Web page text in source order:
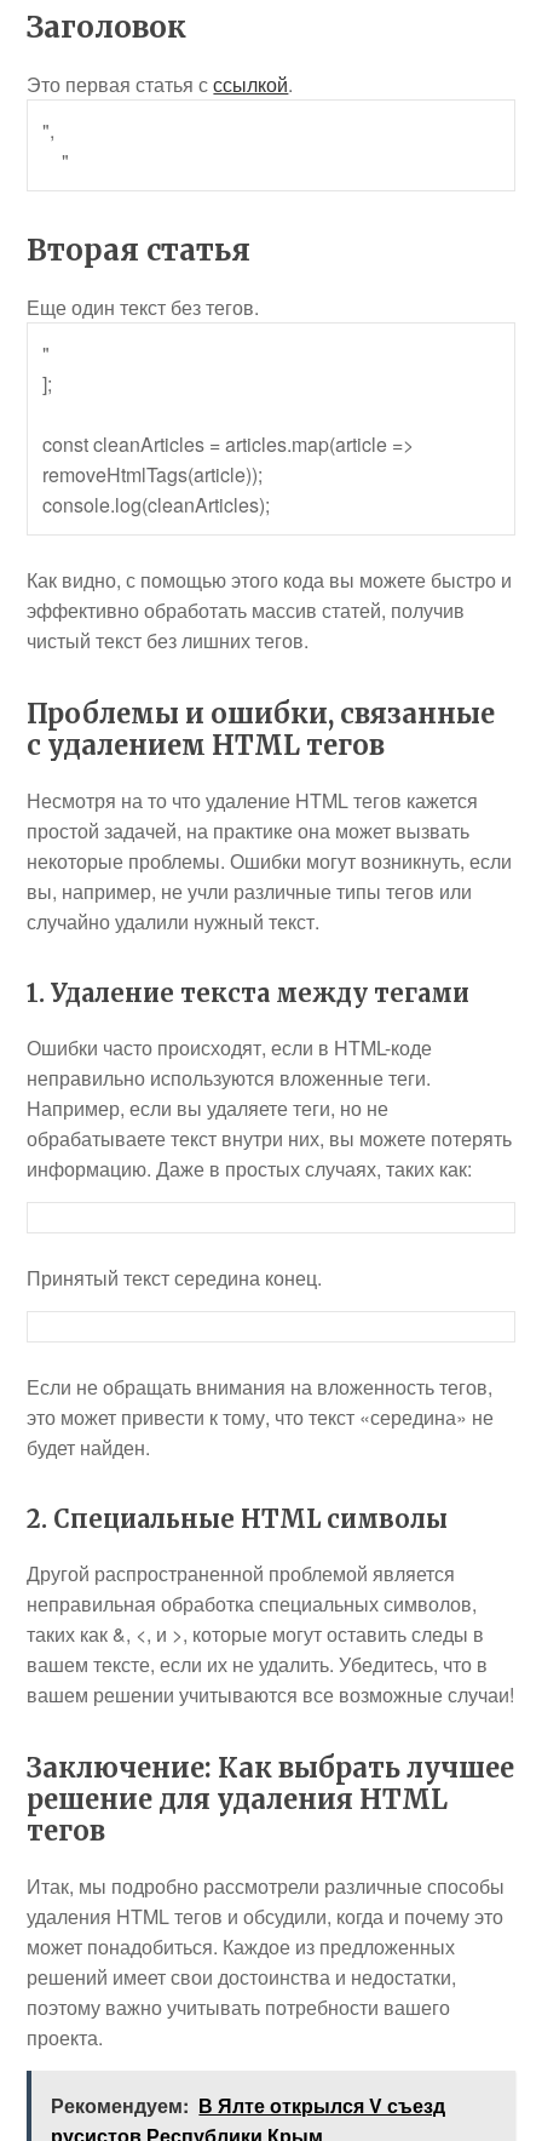
Заголовок
Это первая статья сссылкой.
",
    "
Вторая статья
Еще один текст безтегов.
"
];
const cleanArticles = articles.map(article =>
removeHtmlTags(article));
Как видно, с помощью этого кода вы можете быстро и
эффективно обработать массив статей, получив
чистый текст без лишних тегов.
Проблемы и ошибки, связанные
с удалением HTML тегов
Несмотря на то что удаление HTML тегов кажется
простой задачей, на практике она может вызвать
некоторые проблемы. Ошибки могут возникнуть, если
вы, например, не учли различные типы тегов или
случайно удалили нужный текст.
1. Удаление текста между тегами
Ошибки часто происходят, если в HTML-коде
неправильно используются вложенные теги.
Например, если вы удаляете теги, но не
обрабатываете текст внутри них, вы можете потерять
информацию. Даже в простых случаях, таких как:
Принятый текстсередина конец.
Если не обращать внимания на вложенность тегов,
это может привести к тому, что текст «середина» не
будет найден.
2. Специальные HTML символы
Другой распространенной проблемой является
неправильная обработка специальных символов,
таких как &, <, и >, которые могут оставить следы в
вашем тексте, если их не удалить. Убедитесь, что в
вашем решении учитываются все возможные случаи!
Заключение: Как выбрать лучшее
решение для удаления HTML
тегов
Итак, мы подробно рассмотрели различные способы
удаления HTML тегов и обсудили, когда и почему это
может понадобиться. Каждое из предложенных
решений имеет свои достоинства и недостатки,
поэтому важно учитывать потребности вашего
проекта.
Рекомендуем: В Ялте открылся V съезд